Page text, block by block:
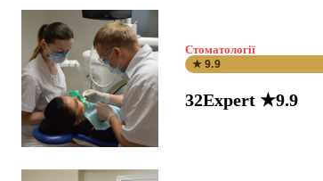
Стоматології
★ 9.9
32Expert ★9.9